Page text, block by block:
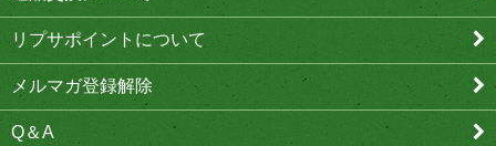
リプサポイントについて
メルマガ登録解除
Q＆A